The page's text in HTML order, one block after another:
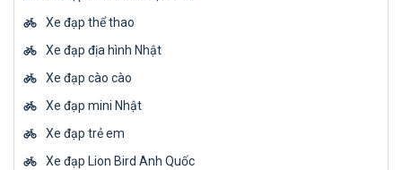
Xe đạp thể thao
Xe đạp địa hình Nhật
Xe đạp cào cào
Xe đạp mini Nhật
Xe đạp trẻ em
Xe đạp Lion Bird Anh Quốc